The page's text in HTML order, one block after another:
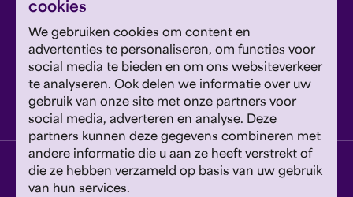
cookies
We gebruiken cookies om content en
advertenties te personaliseren, om functies voor
social media te bieden en om ons websiteverkeer
te analyseren. Ook delen we informatie over uw
gebruik van onze site met onze partners voor
social media, adverteren en analyse. Deze
partners kunnen deze gegevens combineren met
andere informatie die u aan ze heeft verstrekt of
die ze hebben verzameld op basis van uw gebruik
van hun services.
Google's Privacyverklaring en Servicevoorwaarden
van toepassing.
Geef om Philzuid en steun ons!
steun ons
privacyverklaring disclaimer cookies wijzigen
website door exitable